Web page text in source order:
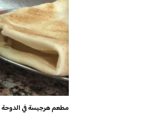
مطعم هرجيسة في الدوحة